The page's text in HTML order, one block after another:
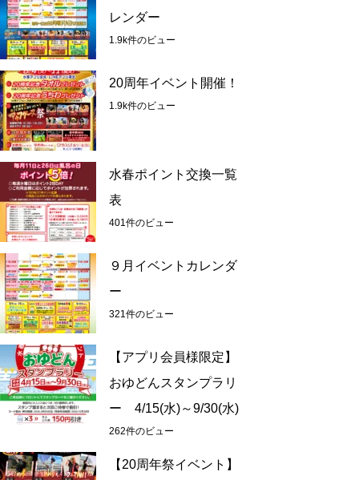
レンダー
1.9k件のビュー
20周年イベント開催！
1.9k件のビュー
水春ポイント交換一覧
表
401件のビュー
９月イベントカレンダ
ー
321件のビュー
【アプリ会員様限定】
おゆどんスタンプラリ
ー 4/15(水)～9/30(水)
262件のビュー
【20周年祭イベント】